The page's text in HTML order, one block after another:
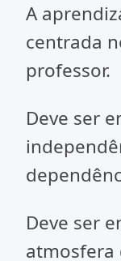
A
centrada
professor.
Deve ser
Deve ser
atmosfera